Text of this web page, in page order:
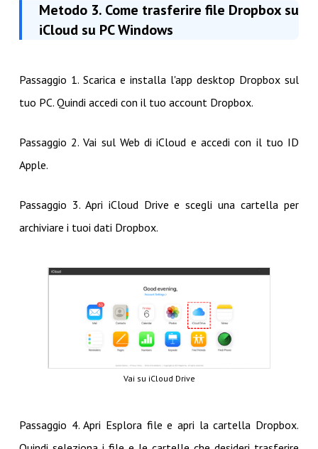
Metodo 3. Come trasferire file Dropbox su
iCloud su PC Windows
Passaggio 1. Scarica e installa l'app desktop Dropbox sul
tuo PC. Quindi accedi con il tuo account Dropbox.
Passaggio 2. Vai sul Web di iCloud e accedi con il tuo ID
Apple.
Passaggio 3. Apri iCloud Drive e scegli una cartella per
archiviare i tuoi dati Dropbox.
Vai su iCloud Drive
Passaggio 4. Apri Esplora file e apri la cartella Dropbox.